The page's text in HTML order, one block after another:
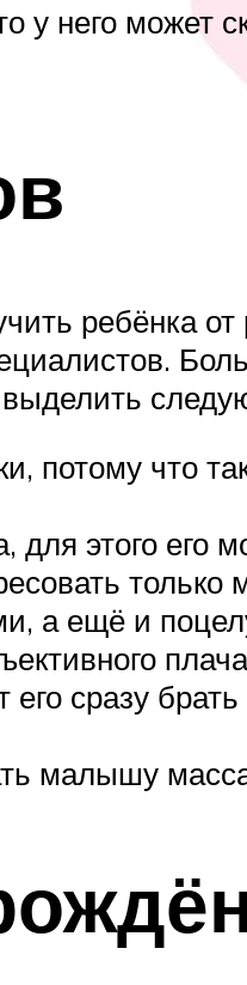
у него может
ребёнка
потому что
этого его
только
а ещё и
сразу
малышу